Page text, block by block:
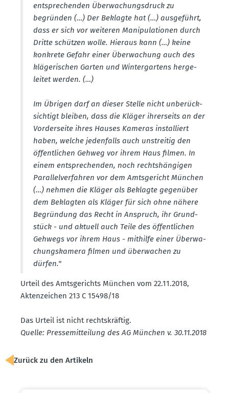
entspre­chenden Überwa­chungs­druck zu
begründen (…) Der Beklagte hat (…) ausge­führt,
dass er sich vor weiteren Manipu­la­tionen durch
Dritte schützen wolle. Hieraus kann (…) keine
konkrete Gefahr einer Überwa­chung auch des
kläge­ri­schen Garten und Winter­gartens herge­
leitet werden. (…)
Im Übrigen darf an dieser Stelle nicht unberück­
sichtigt bleiben, dass die Kläger ihrer­seits an der
Vorder­seite ihres Hauses Kameras instal­liert
haben, welche jeden­falls auch unstreitig den
öffent­lichen Gehweg vor ihrem Haus filmen. In
einem entspre­chenden, noch rechts­hän­gigen
Paral­lel­ver­fahren vor dem Amtsge­richt München
(…) nehmen die Kläger als Beklagte gegenüber
dem Beklagten als Kläger für sich ohne nähere
Begründung das Recht in Anspruch, ihr Grund­
stück - und aktuell auch Teile des öffent­lichen
Gehwegs vor ihrem Haus - mithilfe einer Überwa­
chungs­kamera filmen und überwachen zu
dürfen."
Urteil des Amtsge­richts München vom 22.11.2018,
Akten­zeichen 213 C 15498/18
Das Urteil ist nicht rechts­kräftig.
Quelle: Presse­mit­teilung des AG München v. 30.11.2018
Zurück zu den Artikeln